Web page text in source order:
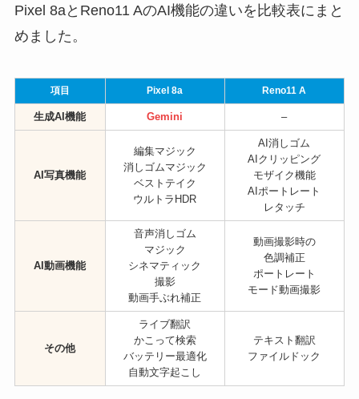
Pixel 8aとReno11 AのAI機能の違いを比較表にまと
めました。
項目 Pixel 8a Reno11 A
生成AI機能 Gemini –
AI写真機能
編集マジック
消しゴムマジック
ベストテイク
ウルトラHDR
AI消しゴム
AIクリッピング
モザイク機能
AIポートレート
レタッチ
AI動画機能
音声消しゴム
マジック
シネマティック
撮影
動画手ぶれ補正
動画撮影時の
色調補正
ポートレート
モード動画撮影
その他
ライブ翻訳
かこって検索
バッテリー最適化
自動文字起こし
テキスト翻訳
ファイルドック